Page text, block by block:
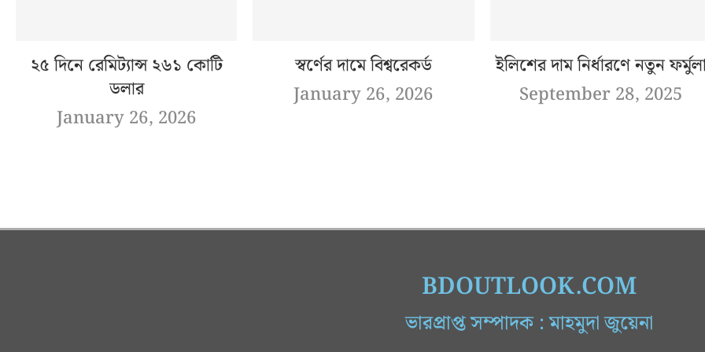
২৫ দিনে রেমিট্যান্স ২৬১ কোটি
ডলার
January 26, 2026
স্বর্ণের দামে বিশ্বরেকর্ড
January 26, 2026
ইলিশের দাম নির্ধারণে নতুন ফর্মুলা
September 28, 2025
BDOUTLOOK.COM
ভারপ্রাপ্ত সম্পাদক : মাহমুদা জুয়েনা